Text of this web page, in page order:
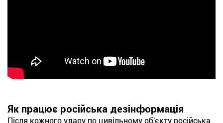
Як працює російська дезінформація
Після кожного удару по цивільному об'єкту російська